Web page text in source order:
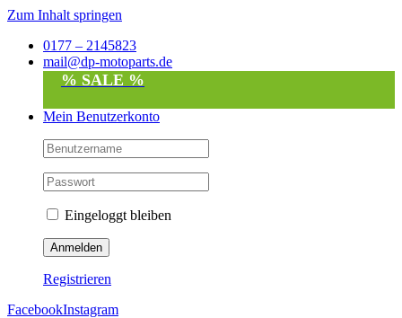
Zum Inhalt springen
0177 – 2145823
mail@dp-motoparts.de
% SALE %
Mein Benutzerkonto
Eingeloggt bleiben
Registrieren
FacebookInstagram